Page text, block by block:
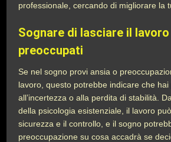
professionale, cercando di migliorare la
Sognare di lasciare il
preoccupati
Se nel sogno provi ansia o
lavoro, questo potrebbe indicare che
all’incertezza o alla perdita di stabilità.
della psicologia esistenziale, il lavoro
sicurezza e il controllo, e il sogno
preoccupazione su cosa accadrà se